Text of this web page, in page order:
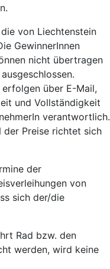
von Liechtenstein
GewinnerInnen
nicht übertragen
über E-Mail,
und Vollständigkeit
verantwortlich.
der Preise richtet sich
der
von
sich der/die
Rad bzw. den
werden, wird keine